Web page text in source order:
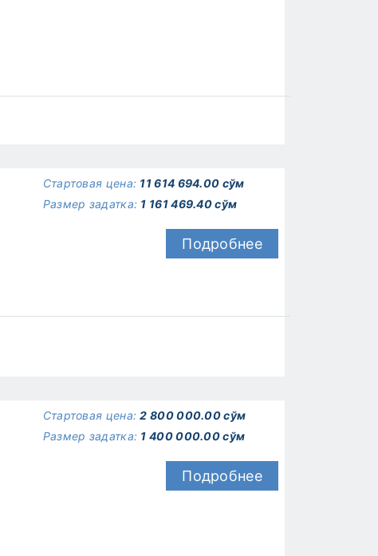
Стартовая цена: 11 614 694.00 сўм
Размер задатка: 1 161 469.40 сўм
Подробнее
Стартовая цена:2 800 000.00 сўм
Размер задатка: 1 400 000.00 сўм
Подробнее